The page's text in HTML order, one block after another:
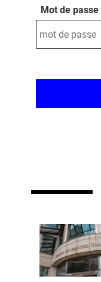
Mot de passe